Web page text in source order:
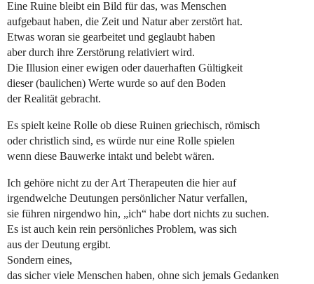
Eine Ruine bleibt ein Bild für das, was Menschen
aufgebaut haben, die Zeit und Natur aber zerstört hat.
Etwas woran sie gearbeitet und geglaubt haben
aber durch ihre Zerstörung relativiert wird.
Die Illusion einer ewigen oder dauerhaften Gültigkeit
dieser (baulichen) Werte wurde so auf den Boden
der Realität gebracht.
Es spielt keine Rolle ob diese Ruinen griechisch, römisch
oder christlich sind, es würde nur eine Rolle spielen
wenn diese Bauwerke intakt und belebt wären.
Ich gehöre nicht zu der Art Therapeuten die hier auf
irgendwelche Deutungen persönlicher Natur verfallen,
sie führen nirgendwo hin, „ich“ habe dort nichts zu suchen.
Es ist auch kein rein persönliches Problem, was sich
aus der Deutung ergibt.
Sondern eines,
das sicher viele Menschen haben, ohne sich jemals Gedanken